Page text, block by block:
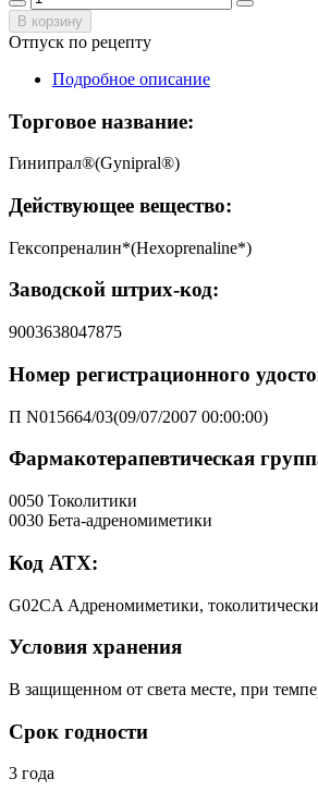
В корзину
Отпуск по рецепту
Подробное описание
Торговое название:
Гинипрал®(Gynipral®)
Действующее вещество:
Гексопреналин*(Hexoprenaline*)
Заводской штрих-код:
9003638047875
Номер регистрационного
П N015664/03(09/07/2007 00:00:00)
Фармакотерапевтическая
0050 Токолитики
0030 Бета-адреномиметики
Код АТХ:
G02CA Адреномиметики,
Условия хранения
В защищенном от света месте, при
Срок годности
3 года